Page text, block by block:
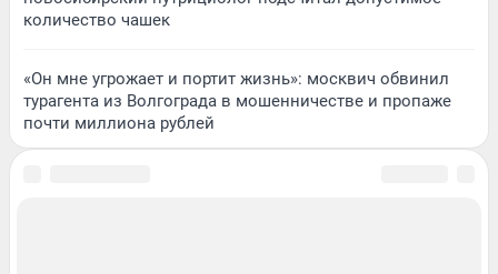
количество чашек
«Он мне угрожает и портит жизнь»: москвич обвинил
турагента из Волгограда в мошенничестве и пропаже
почти миллиона рублей